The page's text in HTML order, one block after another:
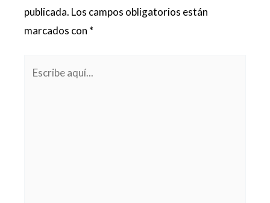
publicada. Los campos obligatorios están
marcados con *